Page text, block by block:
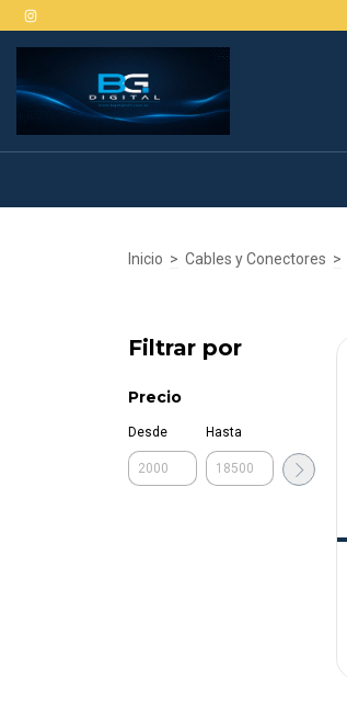
Inicio > Cables y Conectores >
Filtrar por
Precio
Desde Hasta